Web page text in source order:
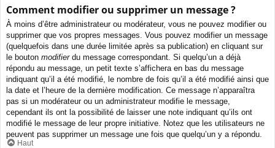
Comment modifier ou supprimer un message ?
À moins d’être administrateur ou modérateur, vous ne pouvez modifier ou
supprimer que vos propres messages. Vous pouvez modifier un message
(quelquefois dans une durée limitée après sa publication) en cliquant sur
le bouton modifierdu message correspondant. Si quelqu’un a déjà
répondu au message, un petit texte s’affichera en bas du message
indiquant qu’il a été modifié, le nombre de fois qu’il a été modifié ainsi que
la date et l’heure de la dernière modification. Ce message n’apparaîtra
pas si un modérateur ou un administrateur modifie le message,
cependant ils ont la possibilité de laisser une note indiquant qu’ils ont
modifié le message de leur propre initiative. Notez que les utilisateurs ne
peuvent pas supprimer un message une fois que quelqu’un y a répondu.
Haut